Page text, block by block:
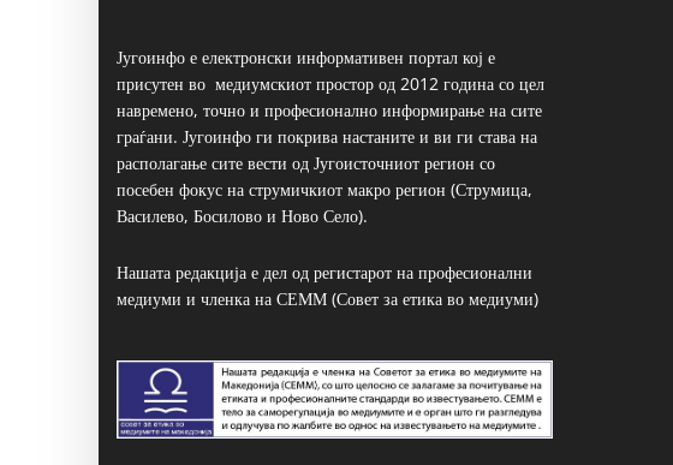
Југоинфо е електронски информативен портал кој е
присутен во медиумскиот простор од 2012 година со цел
навремено, точно и професионално информирање на сите
граѓани. Југоинфо ги покрива настаните и ви ги става на
располагање сите вести од Југоисточниот регион со
посебен фокус на струмичкиот макро регион (Струмица,
Василево, Босилово и Ново Село).
Нашата редакција е дел од регистарот на професионални
медиуми и членка на СЕММ (Совет за етика во медиуми)